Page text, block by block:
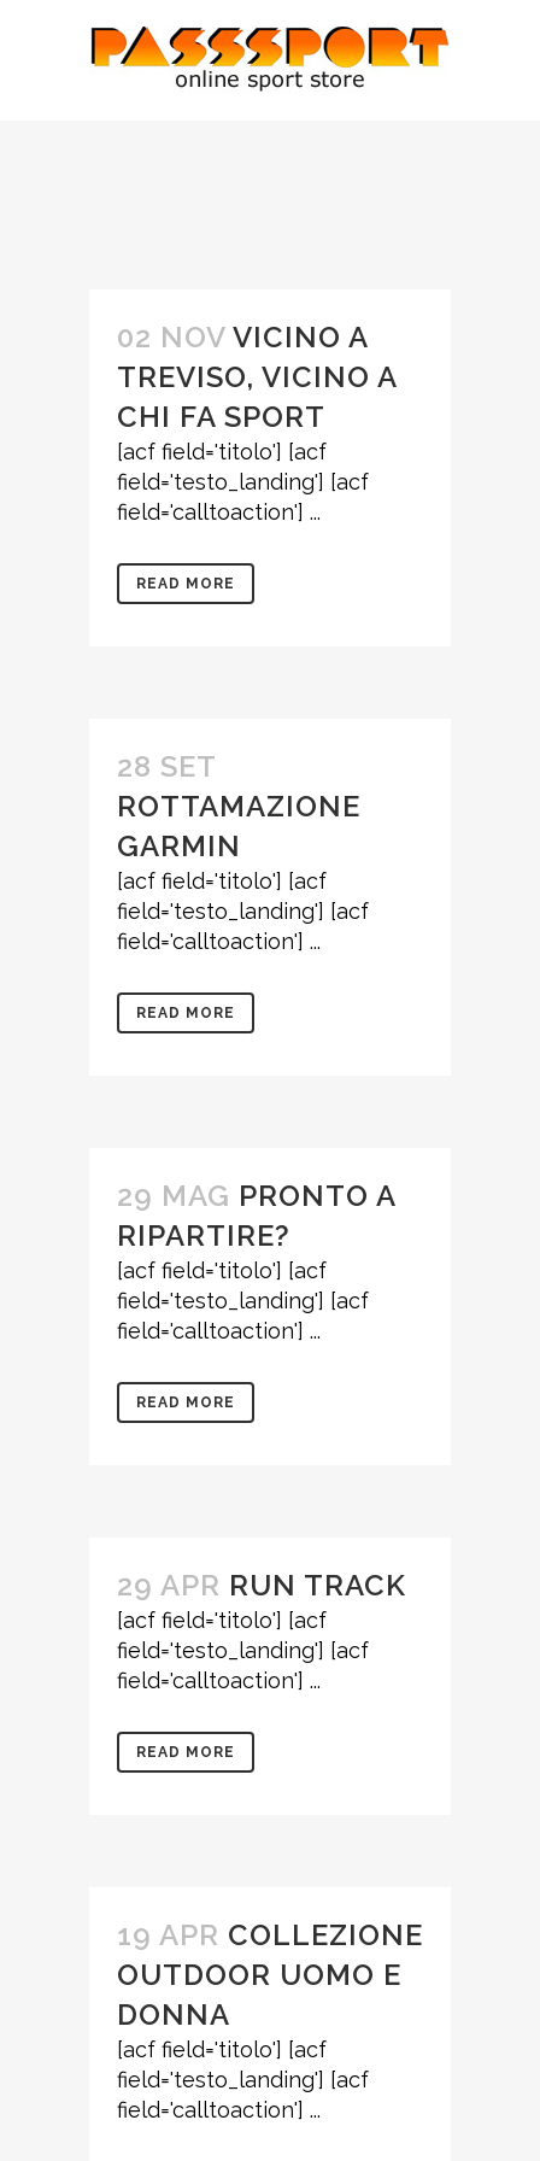
02 NOV VICINO A
TREVISO, VICINO A
CHI FA SPORT
[acf field='titolo'] [acf
field='testo_landing'] [acf
field='calltoaction'] ...
READ MORE
28 SET
ROTTAMAZIONE
GARMIN
[acf field='titolo'] [acf
field='testo_landing'] [acf
field='calltoaction'] ...
READ MORE
29 MAG PRONTO A
RIPARTIRE?
[acf field='titolo'] [acf
field='testo_landing'] [acf
field='calltoaction'] ...
READ MORE
29 APR RUN TRACK
[acf field='titolo'] [acf
field='testo_landing'] [acf
field='calltoaction'] ...
READ MORE
19 APR COLLEZIONE
OUTDOOR UOMO E
DONNA
[acf field='titolo'] [acf
field='testo_landing'] [acf
field='calltoaction'] ...